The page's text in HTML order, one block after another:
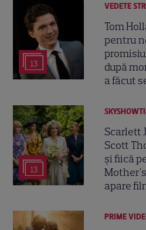
13
VEDETE
Tom
pentru
după
a făcut
13
Scarlett
Scott
și fiică
apare
PRIME